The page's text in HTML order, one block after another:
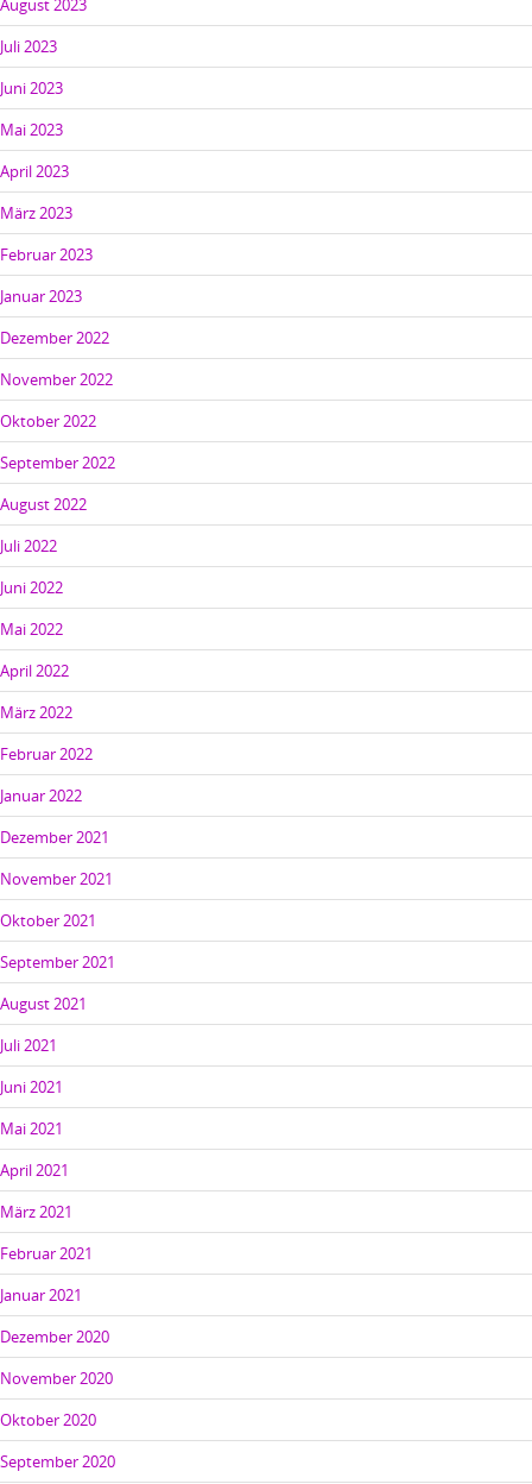
August 2023
Juli 2023
Juni 2023
Mai 2023
April 2023
März 2023
Februar 2023
Januar 2023
Dezember 2022
November 2022
Oktober 2022
September 2022
August 2022
Juli 2022
Juni 2022
Mai 2022
April 2022
März 2022
Februar 2022
Januar 2022
Dezember 2021
November 2021
Oktober 2021
September 2021
August 2021
Juli 2021
Juni 2021
Mai 2021
April 2021
März 2021
Februar 2021
Januar 2021
Dezember 2020
November 2020
Oktober 2020
September 2020